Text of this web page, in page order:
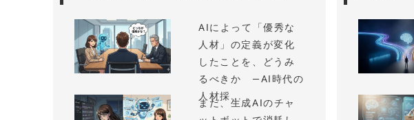
AIによって「優秀な
人材」の定義が変化
したことを、どうみ
るべきか —AI時代の
人材採...
まだ、生成AIのチャ